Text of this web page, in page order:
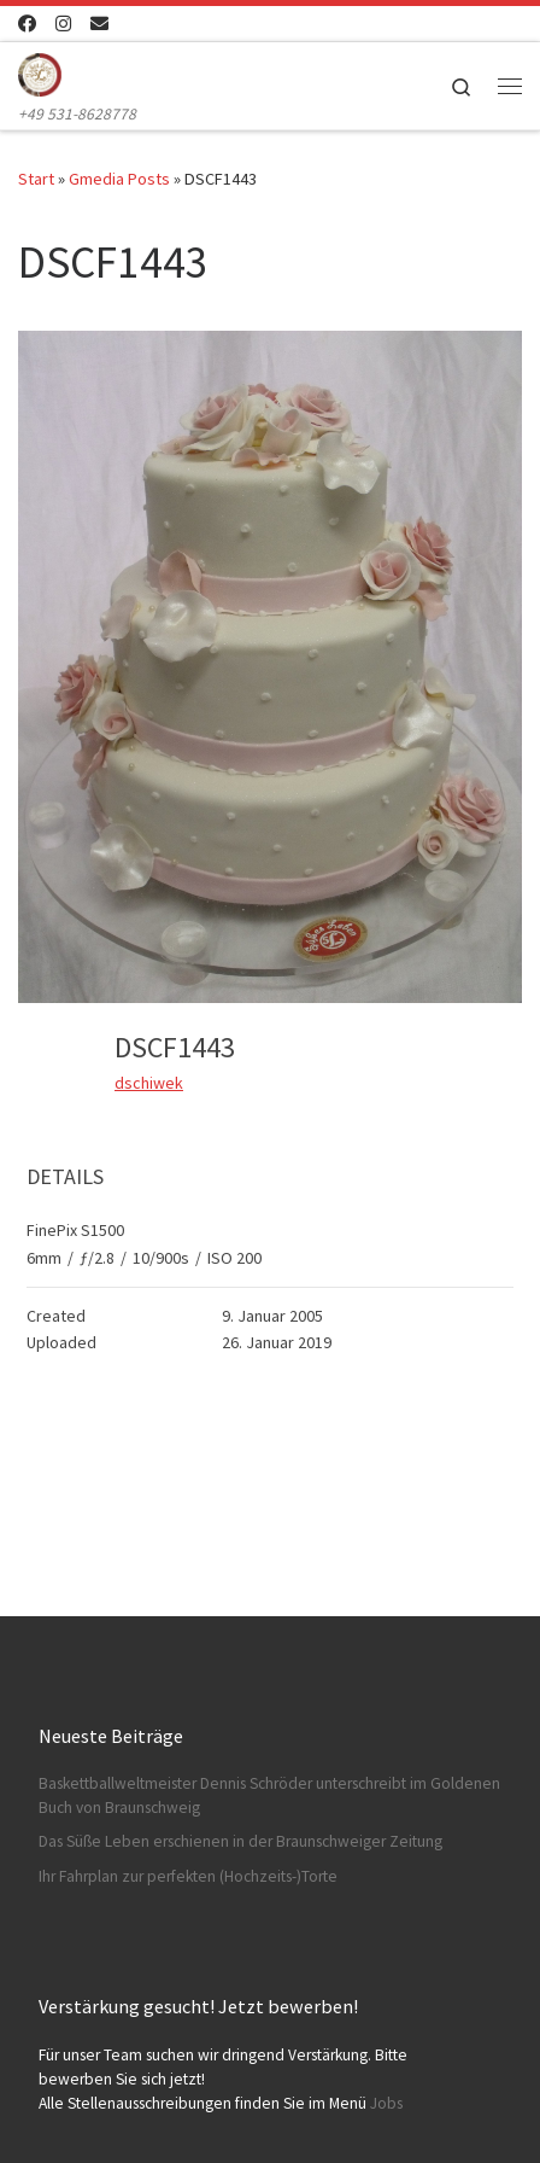
Zum Inhalt springen
+49 531-8628778
Search
Start»Gmedia Posts »DSCF1443
DSCF1443
DSCF1443
dschiwek
DETAILS
FinePix S1500
6mm / ƒ/2.8 / 10/900s / ISO 200
Created
9. Januar 2005
Uploaded
26. Januar 2019
Neueste Beiträge
Baskettballweltmeister Dennis Schröder unterschreibt im Goldenen
Buch von Braunschweig
Das Süße Leben erschienen in der Braunschweiger Zeitung
Ihr Fahrplan zur perfekten (Hochzeits-)Torte
Verstärkung gesucht! Jetzt bewerben!
Für unser Team suchen wir dringend Verstärkung. Bitte
bewerben Sie sich jetzt!
Alle Stellenausschreibungen finden Sie im Menü Jobs